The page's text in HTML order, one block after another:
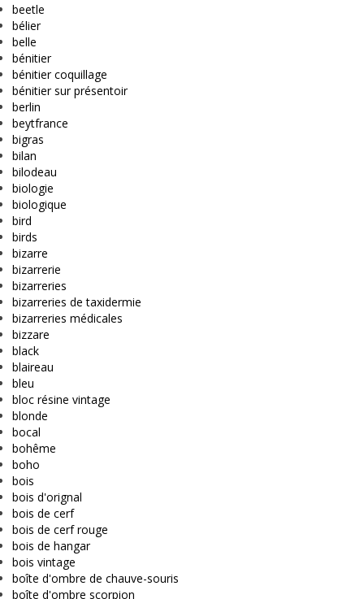
beetle
bélier
belle
bénitier
bénitier coquillage
bénitier sur présentoir
berlin
beytfrance
bigras
bilan
bilodeau
biologie
biologique
bird
birds
bizarre
bizarrerie
bizarreries
bizarreries de taxidermie
bizarreries médicales
bizzare
black
blaireau
bleu
bloc résine vintage
blonde
bocal
bohême
boho
bois
bois d'orignal
bois de cerf
bois de cerf rouge
bois de hangar
bois vintage
boîte d'ombre de chauve-souris
boîte d'ombre scorpion